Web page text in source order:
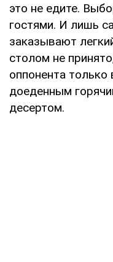
это не едите.
гостями. И лишь
заказывают
столом не
оппонента
доеденным
десертом.